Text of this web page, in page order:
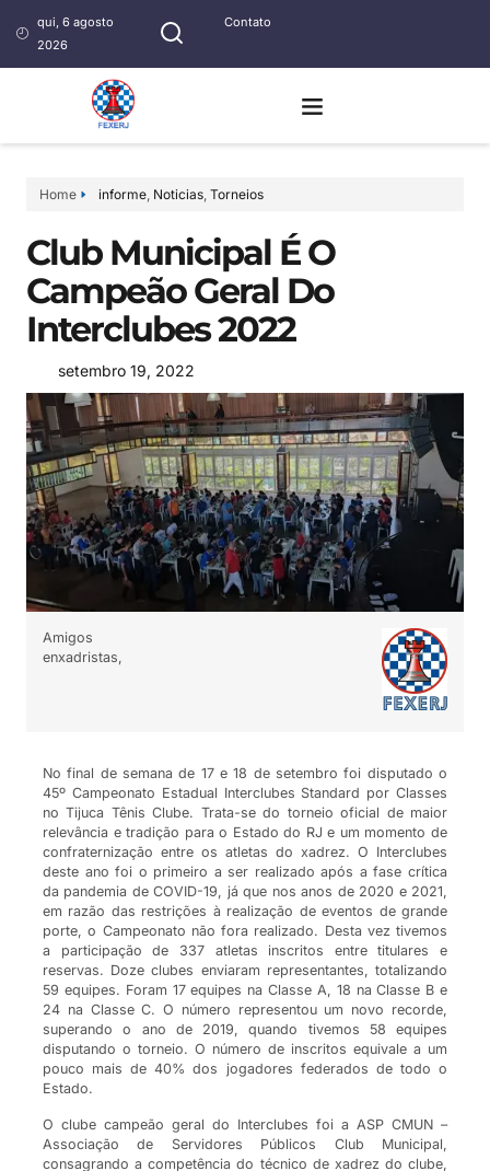
qui, 6 agosto
2026
Contato
Home informe, Noticias, Torneios
Club Municipal É O
Campeão Geral Do
Interclubes 2022
setembro 19, 2022
Amigos
enxadristas,
No final de semana de 17 e 18 de setembro foi disputado o
45º Campeonato Estadual Interclubes Standard por Classes
no Tijuca Tênis Clube. Trata-se do torneio oficial de maior
relevância e tradição para o Estado do RJ e um momento de
confraternização entre os atletas do xadrez. O Interclubes
deste ano foi o primeiro a ser realizado após a fase crítica
da pandemia de COVID-19, já que nos anos de 2020 e 2021,
em razão das restrições à realização de eventos de grande
porte, o Campeonato não fora realizado. Desta vez tivemos
a participação de 337 atletas inscritos entre titulares e
reservas. Doze clubes enviaram representantes, totalizando
59 equipes. Foram 17 equipes na Classe A, 18 na Classe B e
24 na Classe C. O número representou um novo recorde,
superando o ano de 2019, quando tivemos 58 equipes
disputando o torneio. O número de inscritos equivale a um
pouco mais de 40% dos jogadores federados de todo o
Estado.
O clube campeão geral do Interclubes foi a ASP CMUN –
Associação de Servidores Públicos Club Municipal,
consagrando a competência do técnico de xadrez do clube,